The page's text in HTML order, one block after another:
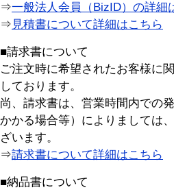
⇒一般法人会員（BizID）の詳細
⇒ 見積書について詳細はこちら
■請求書について
ご注文時に希望されたお客様に
しております。
尚、請求書は、営業時間内での
かかる場合等）によりましては
ざいます。
⇒請求書について詳細はこちら
■納品書について